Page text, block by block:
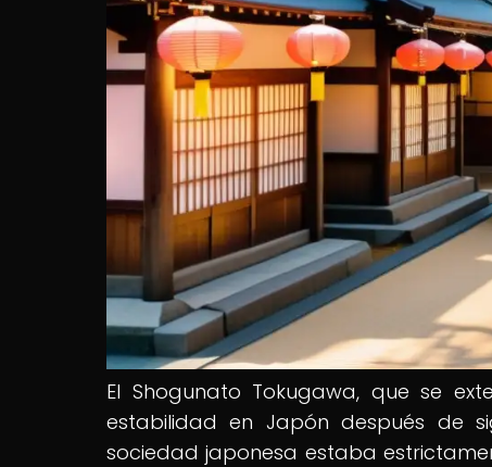
El Shogunato Tokugawa, que se
estabilidad en Japón después de
sociedad japonesa estaba